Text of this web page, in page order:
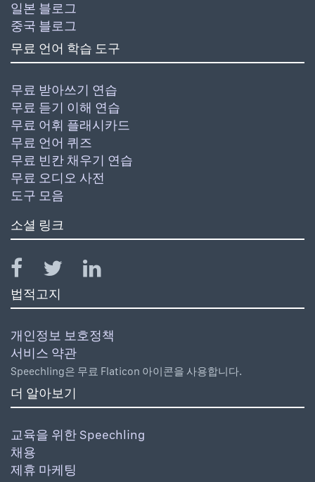
일본 블로그
중국 블로그
무료 언어 학습 도구
무료 받아쓰기 연습
무료 듣기 이해 연습
무료 어휘 플래시카드
무료 언어 퀴즈
무료 빈칸 채우기 연습
무료 오디오 사전
도구 모음
소셜 링크
법적고지
개인정보 보호정책
서비스 약관
Speechling은 무료 Flaticon 아이콘을 사용합니다.
더 알아보기
교육을 위한 Speechling
채용
제휴 마케팅